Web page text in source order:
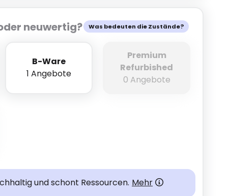
Was bedeuten die Zustände?
neuwertig?
B-Ware
1 Angebote
Premium
Refurbished
0 Angebote
und schont Ressourcen. Mehr